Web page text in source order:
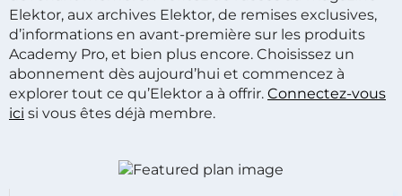
Elektor, aux archives Elektor, de remises exclusives,
d’informations en avant-première sur les produits
Academy Pro, et bien plus encore. Choisissez un
abonnement dès aujourd’hui et commencez à
explorer tout ce qu’Elektor a à offrir. Connectez-vous
ici si vous êtes déjà membre.